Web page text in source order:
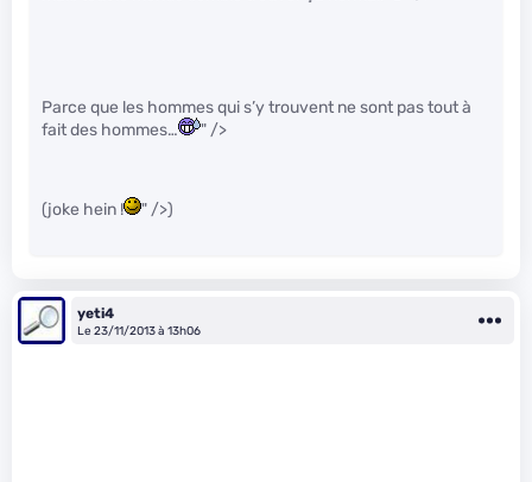
Parce que les hommes qui s’y trouvent ne sont pas tout à
fait des hommes…
" />
(joke hein ! " />)
yeti4
Le 23/11/2013 à 13h06